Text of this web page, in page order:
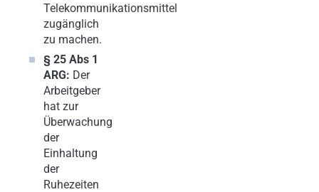
Telekommunikationsmittel
zugänglich
zu machen.
§ 25 Abs 1
ARG: Der
Arbeitgeber
hat zur
Überwachung
der
Einhaltung
der
Ruhezeiten